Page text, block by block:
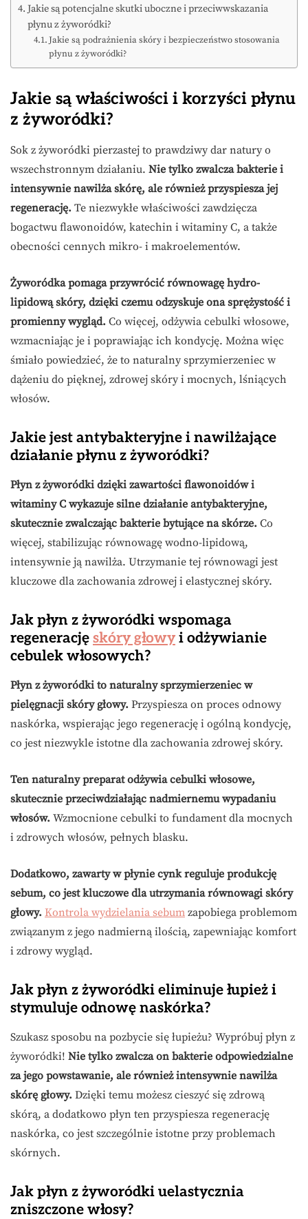
Jakie są potencjalne skutki uboczne i przeciwwskazania
płynu z żyworódki?
Jakie są podrażnienia skóry i bezpieczeństwo stosowania
płynu z żyworódki?
Jakie są właściwości i korzyści płynu
z żyworódki?
Sok z żyworódki pierzastej to prawdziwy dar natury o
wszechstronnym działaniu. Nie tylko zwalcza bakterie i
intensywnie nawilża skórę, ale również przyspiesza jej
regenerację. Te niezwykłe właściwości zawdzięcza
bogactwu flawonoidów, katechin i witaminy C, a także
obecności cennych mikro- i makroelementów.
Żyworódka pomaga przywrócić równowagę hydro-
lipidową skóry, dzięki czemu odzyskuje ona sprężystość i
promienny wygląd. Co więcej, odżywia cebulki włosowe,
wzmacniając je i poprawiając ich kondycję. Można więc
śmiało powiedzieć, że to naturalny sprzymierzeniec w
dążeniu do pięknej, zdrowej skóry i mocnych, lśniących
włosów.
Jakie jest antybakteryjne i nawilżające
działanie płynu z żyworódki?
Płyn z żyworódki dzięki zawartości flawonoidów i
witaminy C wykazuje silne działanie antybakteryjne,
skutecznie zwalczając bakterie bytujące na skórze. Co
więcej, stabilizując równowagę wodno-lipidową,
intensywnie ją nawilża. Utrzymanie tej równowagi jest
kluczowe dla zachowania zdrowej i elastycznej skóry.
Jak płyn z żyworódki wspomaga
regenerację skóry głowy i odżywianie
cebulek włosowych?
Płyn z żyworódki to naturalny sprzymierzeniec w
pielęgnacji skóry głowy. Przyspiesza on proces odnowy
naskórka, wspierając jego regenerację i ogólną kondycję,
co jest niezwykle istotne dla zachowania zdrowej skóry.
Ten naturalny preparat odżywia cebulki włosowe,
skutecznie przeciwdziałając nadmiernemu wypadaniu
włosów. Wzmocnione cebulki to fundament dla mocnych
i zdrowych włosów, pełnych blasku.
Dodatkowo, zawarty w płynie cynk reguluje produkcję
sebum, co jest kluczowe dla utrzymania równowagi skóry
głowy. Kontrola wydzielania sebum zapobiega problemom
związanym z jego nadmierną ilością, zapewniając komfort
i zdrowy wygląd.
Jak płyn z żyworódki eliminuje łupież i
stymuluje odnowę naskórka?
Szukasz sposobu na pozbycie się łupieżu? Wypróbuj płyn z
żyworódki! Nie tylko zwalcza on bakterie odpowiedzialne
za jego powstawanie, ale również intensywnie nawilża
skórę głowy. Dzięki temu możesz cieszyć się zdrową
skórą, a dodatkowo płyn ten przyspiesza regenerację
naskórka, co jest szczególnie istotne przy problemach
skórnych.
Jak płyn z żyworódki uelastycznia
zniszczone włosy?